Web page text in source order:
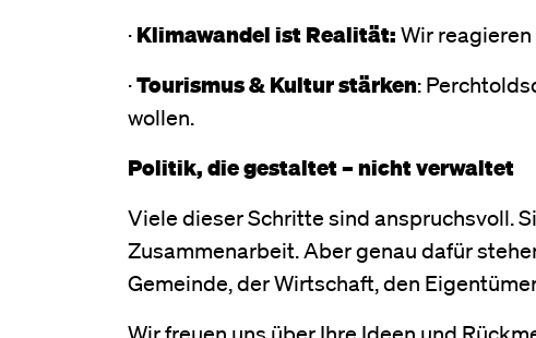
·Klimawandel ist Realität:Wir
·Tourismus & Kultur stärken:
wollen.
Politik, die gestaltet – nicht verwaltet
Viele dieser Schritte sind anspruchsvoll.
Zusammenarbeit. Aber genau dafür
Gemeinde, der Wirtschaft, den